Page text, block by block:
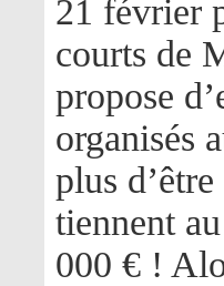
21 février
courts de
propose
organisés
plus
tiennent
000 € !